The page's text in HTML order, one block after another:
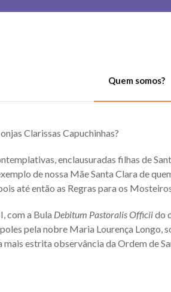
Quem somos?
Clarissas Capuchinhas?
enclausuradas filhas de
de nossa Mãe Santa Clara de
até então as Regras para os
com a Bula Debitum Pastoralis Officiido
pela nobre Maria Lourença Longo,
estrita observância da Ordem de